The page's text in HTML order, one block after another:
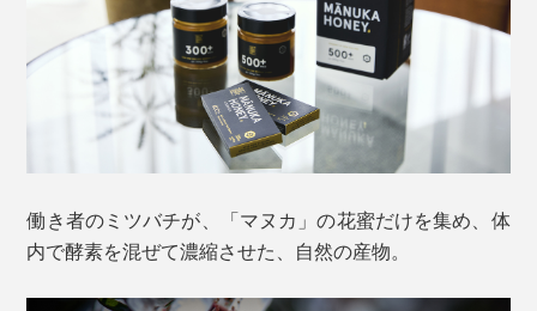
働き者のミツバチが、「マヌカ」の花蜜だけを集め、体
内で酵素を混ぜて濃縮させた、自然の産物。